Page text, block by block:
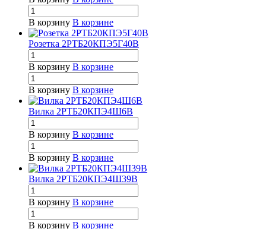
В корзину В корзине
Розетка 2РТБ20КПЭ5Г40В
В корзину В корзине
В корзину В корзине
Вилка 2РТБ20КПЭ4Ш6В
В корзину В корзине
В корзину В корзине
Вилка 2РТБ20КПЭ4Ш39В
В корзину В корзине
В корзину В корзине